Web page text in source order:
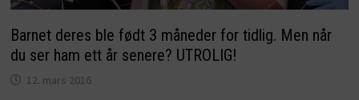
Barnet deres ble født 3 måneder for tidlig. Men når
du ser ham ett år senere? UTROLIG!
12. mars 2016